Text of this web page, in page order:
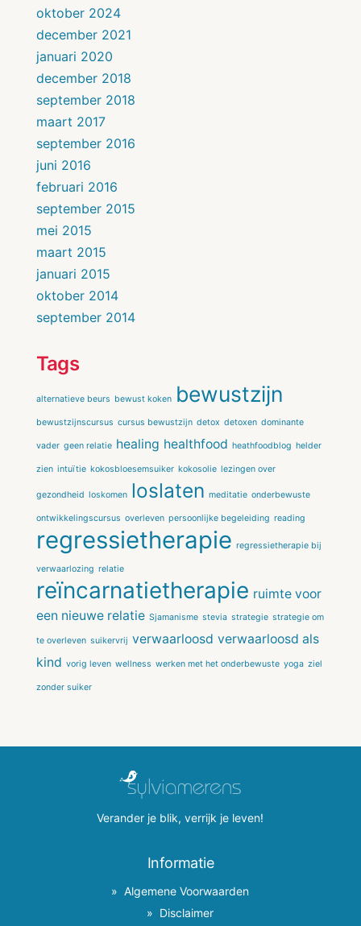
oktober 2024
december 2021
januari 2020
december 2018
september 2018
maart 2017
september 2016
juni 2016
februari 2016
september 2015
mei 2015
maart 2015
januari 2015
oktober 2014
september 2014
Tags
alternatieve beurs bewust koken bewustzijn
bewustzijnscursus cursus bewustzijn detox detoxen dominante
vader geen relatie healing healthfood heathfoodblog helder
zien intuïtie kokosbloesemsuiker kokosolie lezingen over
gezondheid loskomen loslaten meditatie onderbewuste
ontwikkelingscursus overleven persoonlijke begeleiding reading
regressietherapie regressietherapie bij
verwaarlozing relatie
reïncarnatietherapie ruimte voor
een nieuwe relatie Sjamanisme stevia strategie strategie om
te overleven suikervrij verwaarloosd verwaarloosd als
kind vorig leven wellness werken met het onderbewuste yoga ziel
zonder suiker
Verander je blik, verrijk je leven!
Informatie
Algemene Voorwaarden
Disclaimer